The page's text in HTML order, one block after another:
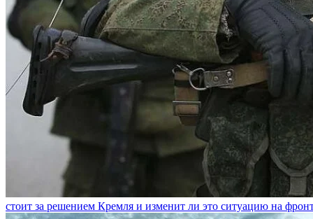
стоит за решением Кремля и изменит ли это ситуацию на